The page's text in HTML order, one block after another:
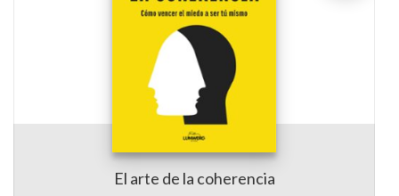
El arte de la coherencia